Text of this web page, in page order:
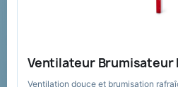
Ventilateur Brumisateur
Ventilation douce et brumisation
Nouveautés
À